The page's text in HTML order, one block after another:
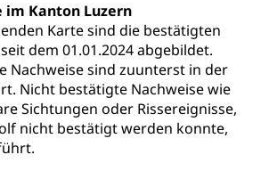
im Kanton Luzern
Karte sind die bestätigten
dem 01.01.2024 abgebildet.
Nachweise sind zuunterst in der
Nicht bestätigte Nachweise wie
Sichtungen oder Rissereignisse,
nicht bestätigt werden konnte,